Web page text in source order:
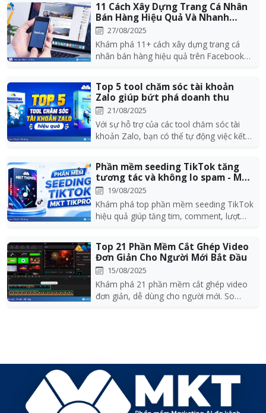
11 Cách Xây Dựng Trang Cá Nhân
Bán Hàng Hiệu Quả Và Nhanh
Chóng
27/08/2025
Khám phá 11+ cách xây dựng trang cá
nhân bán hàng hiệu quả trên Facebook
Top 5 tool chăm sóc tài khoản
Zalo giúp bứt phá doanh thu
21/08/2025
Với sự hỗ trợ của các tool chăm sóc tài
khoản Zalo, bạn có thể tự động việc kết
Phần mềm seeding TikTok tăng
tương tác và không lo spam - MKT
Tikpro
19/08/2025
Khám phá top phần mềm seeding TikTok
hiệu quả giúp tăng tim, comment, lượt
Top 21 Phần Mềm Cắt Ghép Video
Đơn Giản Cho Người Mới Bắt Đầu
15/08/2025
Khám phá 21 phần mềm cắt ghép video
đơn giản, dễ dùng cho người mới. So